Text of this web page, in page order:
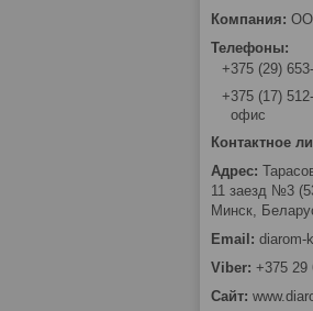
+375 (29)
+375 (17)
офис
11 заезд №3
Минск,
diarom-
+375 29